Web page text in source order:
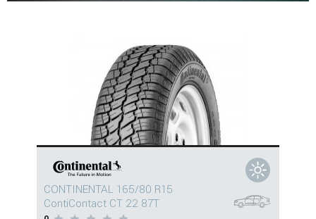
CONTINENTAL 165/80 R15
ContiContact CT 22 87T